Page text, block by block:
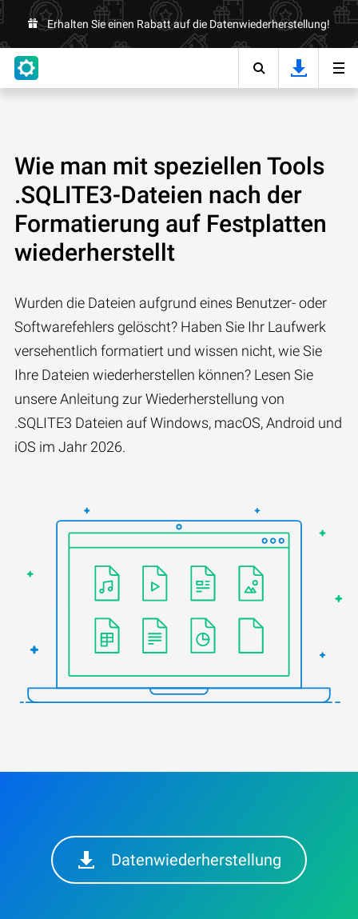
Erhalten Sie einen Rabatt auf die Datenwiederherstellung!
Wie man mit speziellen Tools
.SQLITE3-Dateien nach der
Formatierung auf Festplatten
wiederherstellt
Wurden die Dateien aufgrund eines Benutzer- oder
Softwarefehlers gelöscht? Haben Sie Ihr Laufwerk
versehentlich formatiert und wissen nicht, wie Sie
Ihre Dateien wiederherstellen können? Lesen Sie
unsere Anleitung zur Wiederherstellung von
.SQLITE3 Dateien auf Windows, macOS, Android und
iOS im Jahr 2026.
Datenwiederherstellung